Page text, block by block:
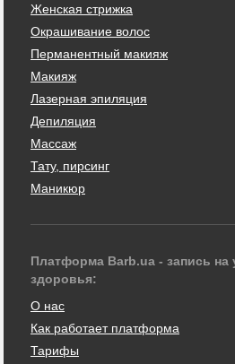
Женская стрижка
Окрашивание волос
Перманентный макияж
Макияж
Лазерная эпиляция
Депиляция
Массаж
Тату, пирсинг
Маникюр
Платформа Barb.ua - запись на
здоровья:
О нас
Как работает платформа
Тарифы